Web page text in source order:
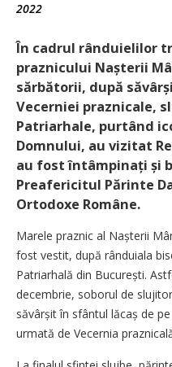
2022
În cadrul rânduielilor
praznicului Nașterii
sărbătorii, după
Vecerniei praznicale,
Patriarhale, purtând
Domnului, au vizitat
au fost întâmpinați și
Preafericitul Părinte
Ortodoxe Române.
Marele praznic al Nașterii
fost vestit, după rânduiala
Patriarhală din București.
decembrie, soborul de
săvârșit în sfântul lăcaș de
urmată de Vecernia